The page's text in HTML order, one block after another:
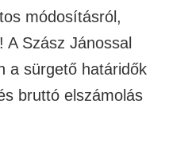
módosításról,
A Szász Jánossal
a sürgető határidők
bruttó elszámolás